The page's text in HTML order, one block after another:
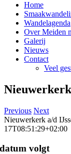
Home
Wandelagenda
Over Meiden
Galerij
Nieuws
Contact
Veel
Previous Next
Nieuwerkerk a/d
17T08:51:29+02:00
datum volgt